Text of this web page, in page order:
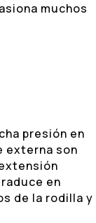
muchos
presión en
externa son
en
de la rodilla y